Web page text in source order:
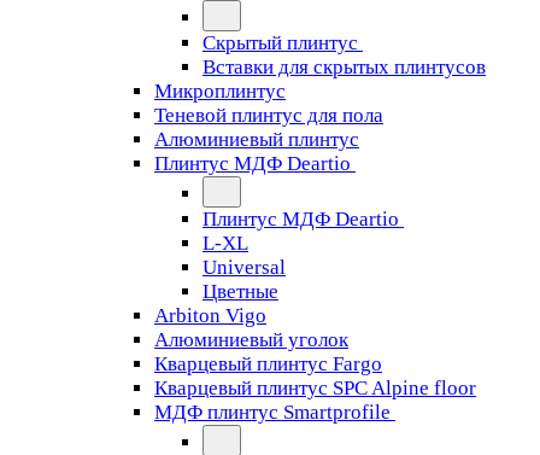
Скрытый плинтус
Вставки для скрытых плинтусов
Микроплинтус
Теневой плинтус для пола
Алюминиевый плинтус
Плинтус МДФ Deartio
Плинтус МДФ Deartio
L-XL
Universal
Цветные
Arbiton Vigo
Алюминиевый уголок
Кварцевый плинтус Fargo
Кварцевый плинтус SPC Alpine floor
МДФ плинтус Smartprofile